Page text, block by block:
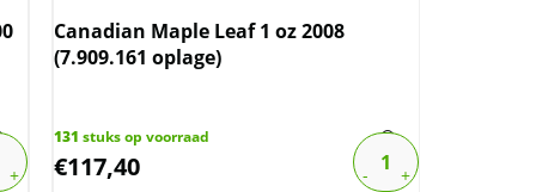
Canadian Maple Leaf 1 oz 2008
(7.909.161 oplage)
131 stuks op voorraad
€117,40